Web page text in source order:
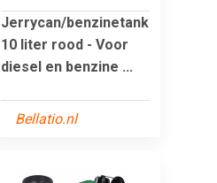
Jerrycan/benzinetank
10 liter rood - Voor
diesel en benzine ...
Bellatio.nl